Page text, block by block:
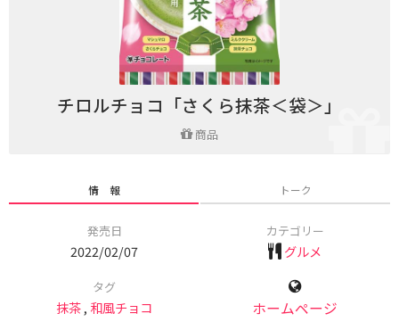
チロルチョコ「さくら抹茶＜袋＞」
商品
情 報 トーク
発売日
2022/02/07
カテゴリー
グルメ
タグ
抹茶, 和風チョコ ホームページ